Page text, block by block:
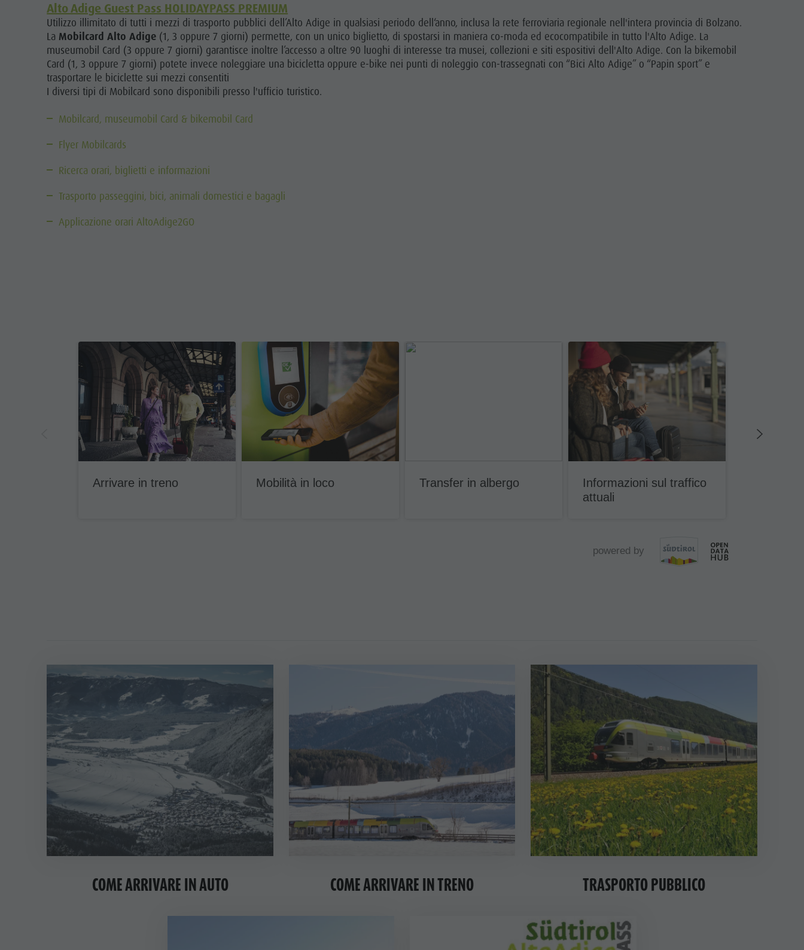
Alto Adige Guest Pass HOLIDAYPASS PREMIUM
Utilizzo illimitato di tutti i mezzi di trasporto pubblici dell’Alto Adige in qualsiasi periodo dell‘anno, inclusa la rete ferroviaria regionale nell'intera provincia di Bolzano.
La Mobilcard Alto Adige (1, 3 oppure 7 giorni) permette, con un unico biglietto, di spostarsi in maniera co-moda ed ecocompatibile in tutto l'Alto Adige. La
museumobil Card (3 oppure 7 giorni) garantisce inoltre l’accesso a oltre 90 luoghi di interesse tra musei, collezioni e siti espositivi dell'Alto Adige. Con la bikemobil
Card (1, 3 oppure 7 giorni) potete invece noleggiare una bicicletta oppure e-bike nei punti di noleggio con-trassegnati con “Bici Alto Adige” o “Papin sport” e
trasportare le biciclette sui mezzi consentiti
I diversi tipi di Mobilcard sono disponibili presso l'ufficio turistico.
Mobilcard, museumobil Card & bikemobil Card
Flyer Mobilcards
Ricerca orari, biglietti e informazioni
Trasporto passeggini, bici, animali domestici e bagagli
Applicazione orari AltoAdige2GO
Arrivare in treno Mobilità in loco Transfer in albergo
Informazioni sul traffico
attuali
powered by
COME ARRIVARE IN AUTO COME ARRIVARE IN TRENO TRASPORTO PUBBLICO